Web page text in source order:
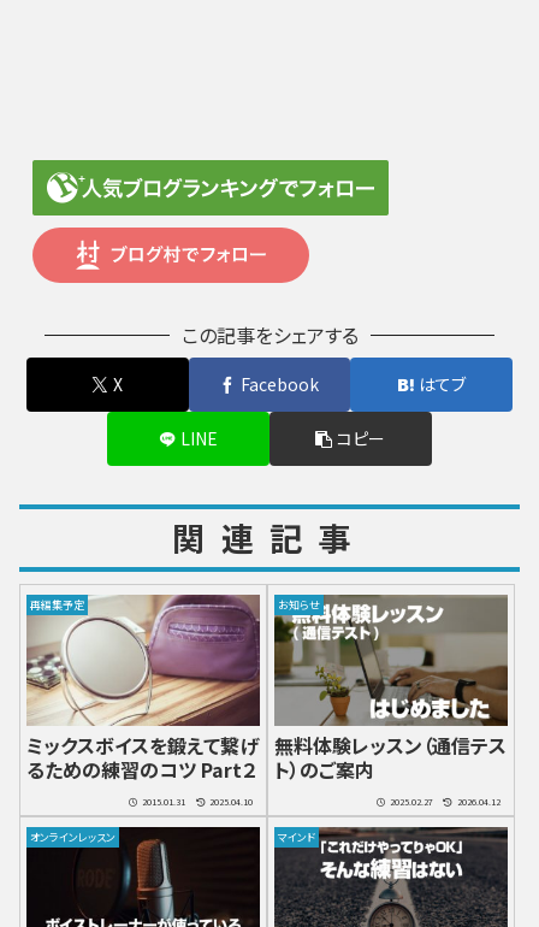
この記事をシェアする
X Facebook はてブ
LINE コピー
関連記事
再編集予定
ミックスボイスを鍛えて繋げ
るための練習のコツ Part２
2015.01.31 2025.04.10
お知らせ
無料体験レッスン（通信テス
ト）のご案内
2025.02.27 2026.04.12
オンラインレッスン マインド